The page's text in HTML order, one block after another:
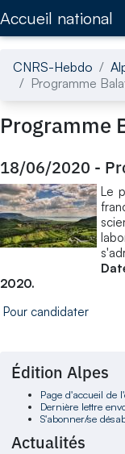
Accueil national
CNRS-Hebdo
Programme
Programme
18/06/2020 -
Le
2020.
Pour candidater
Édition Alpes
Page d'accueil de
Dernière lettre
S'abonner/se
Actualités